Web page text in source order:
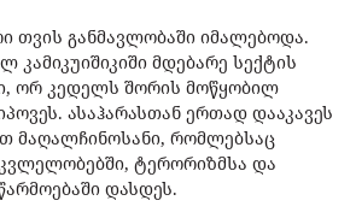
თვის განმავლობაში იმალებოდა.
კამიკუიშიკიში მდებარე სექტის
ორ კედელს შორის მოწყობილ
ასაჰარასთან ერთად დააკავეს
მაღალჩინოსანი, რომლებსაც
ტერორიზმსა და
დასდეს.